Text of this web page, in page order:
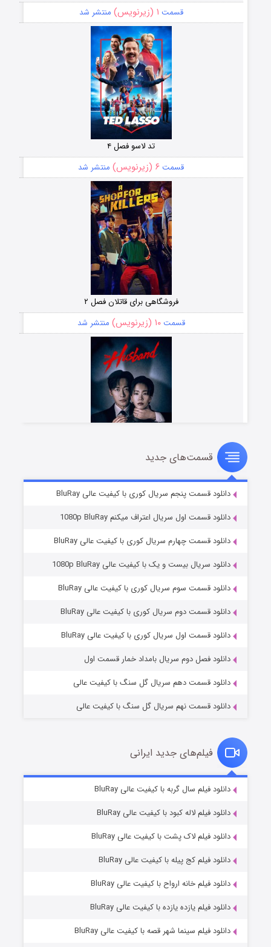
قسمت ۱ (زیرنویس) منتشر شد
تد لاسو فصل ۴
قسمت ۶ (زیرنویس) منتشر شد
فروشگاهی برای قاتلان فصل ۲
قسمت۱۰ (زیرنویس) منتشر شد
قسمت۸ (زیرنویس) منتشر شد
عملیات آپارتمان
قسمت۲ (زیرنویس) منتشر شد
قسمت۲ (زیرنویس) منتشر شد
قسمت‌های جدید
دانلود قسمت پنجم سریال کوری با کیفیت عالی BluRay
دانلود قسمت اول سریال اعتراف میکنم 1080p BluRay
دانلود قسمت چهارم سریال کوری با کیفیت عالی BluRay
دانلود سریال بیست و یک با کیفیت عالی 1080p BluRay
دانلود قسمت سوم سریال کوری با کیفیت عالی BluRay
دانلود قسمت دوم سریال کوری با کیفیت عالی BluRay
دانلود قسمت اول سریال کوری با کیفیت عالی BluRay
دانلود فصل دوم سریال بامداد خمار قسمت اول
دانلود قسمت دهم سریال گل سنگ با کیفیت عالی
دانلود قسمت نهم سریال گل سنگ با کیفیت عالی
فیلم‌های جدید ایرانی
دانلود فیلم سال گربه با کیفیت عالی BluRay
دانلود فیلم لاله کبود با کیفیت عالی BluRay
دانلود فیلم لاک پشت با کیفیت عالی BluRay
دانلود فیلم کج‌ پیله با کیفیت عالی BluRay
دانلود فیلم خانه ارواح با کیفیت عالی BluRay
دانلود فیلم یازده یازده با کیفیت عالی BluRay
دانلود فیلم سینما شهر قصه با کیفیت عالی BluRay